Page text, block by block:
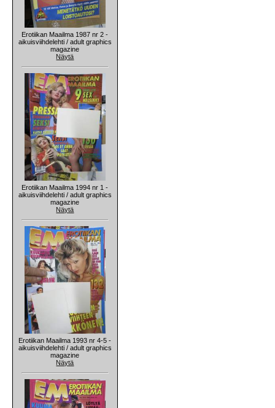
Erotiikan Maailma 1987 nr 2 -
aikuisviihdelehti / adult graphics
magazine
Näytä
Erotiikan Maailma 1994 nr 1 -
aikuisviihdelehti / adult graphics
magazine
Näytä
Erotiikan Maailma 1993 nr 4-5 -
aikuisviihdelehti / adult graphics
magazine
Näytä